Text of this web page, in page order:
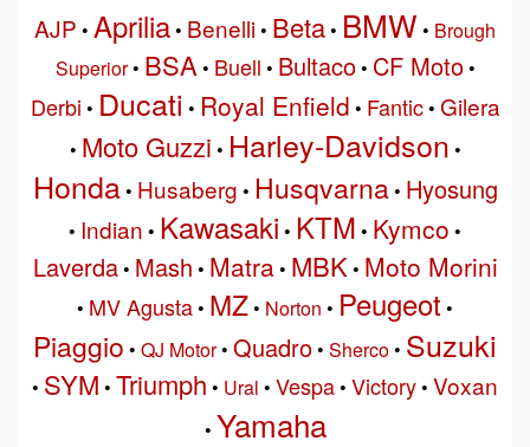
AJP • Aprilia• Benelli• Beta• BMW • Brough
Superior• BSA• Buell • Bultaco• CF Moto•
Derbi • Ducati • Royal Enfield • Fantic• Gilera
• Moto Guzzi • Harley-Davidson •
Honda• Husaberg • Husqvarna• Hyosung
• Indian • Kawasaki • KTM • Kymco •
Laverda• Mash • Matra• MBK• Moto Morini
• MV Agusta• MZ• Norton • Peugeot •
Piaggio • QJ Motor• Quadro• Sherco• Suzuki
• SYM • Triumph • Ural • Vespa• Victory• Voxan
• Yamaha